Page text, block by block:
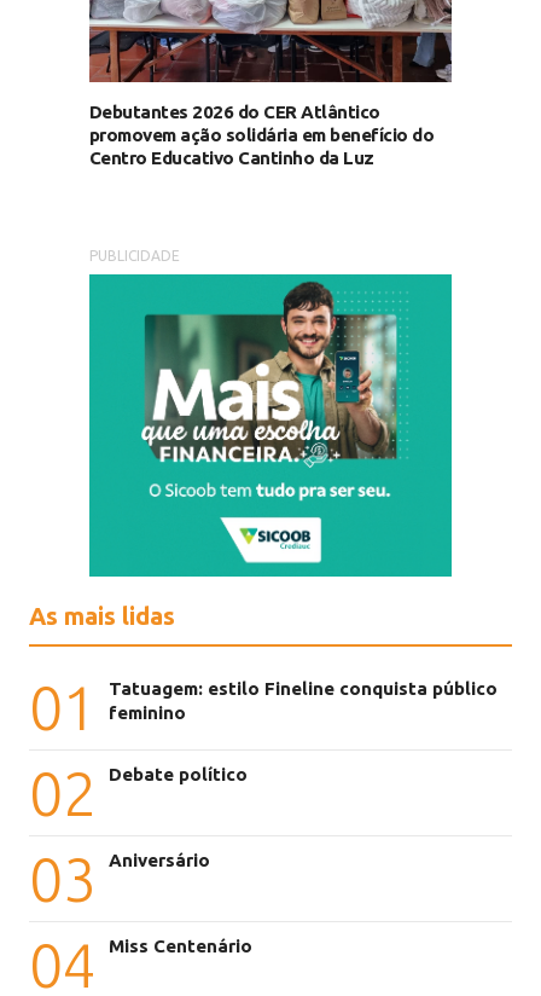
Debutantes 2026 do CER Atlântico
promovem ação solidária em benefício do
Centro Educativo Cantinho da Luz
PUBLICIDADE
As mais lidas
01
Tatuagem: estilo Fineline conquista público
feminino
02 Debate político
03 Aniversário
04 Miss Centenário